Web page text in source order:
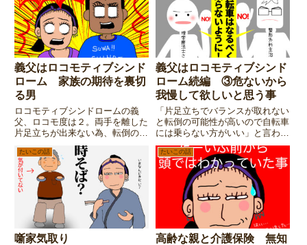
義父はロコモティブシンド
ローム 家族の期待を裏切
る男
ロコモティブシンドロームの義
父、ロコモ度は２。両手を離した
片足立ちが出来ない為、転倒の危
険が高い自転車に乗るのを控える
様言われているのだが、気にしな
い義父。ところが「最近自転車に
乗っていない」とか。遂に家族の
願いが通じたかと思ったら・・・
義父はロコモティブシンド
ローム続編 ③危ないから
我慢して欲しいと思う事
「片足立ちでバランスが取れない
と転倒の可能性が高いので自転車
には乗らない方がいい」と言われ
ている義父ですが・・・まぁとに
かく本人に自覚が無い。もう少し
筋力が付くまで我慢して欲しいと
いうのが家族の総意です
が・・・。
たいこの話
噺家気取り
たいこの話
高齢な親と介護保険 無知